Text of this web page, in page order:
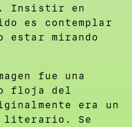
Insistir en
es contemplar
estar mirando
fue una
floja del
era un
literario. Se